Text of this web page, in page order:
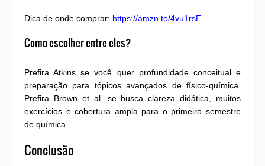
Dica de onde comprar: https://amzn.to/4vu1rsE
Como escolher entre eles?
Prefira Atkins se você quer profundidade conceitual e
preparação para tópicos avançados de físico-química.
Prefira Brown et al. se busca clareza didática, muitos
exercícios e cobertura ampla para o primeiro semestre
de química.
Conclusão